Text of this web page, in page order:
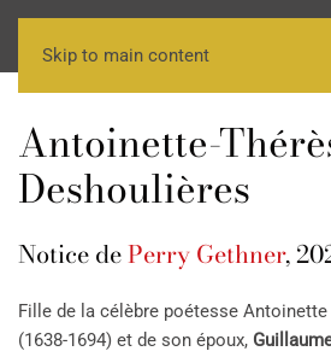
Skip to main content
Antoinette-
Deshoulières
Notice dePerry Gethner,
Fille de la célèbre poétesse Antoinette
(1638-1694) et de son époux,